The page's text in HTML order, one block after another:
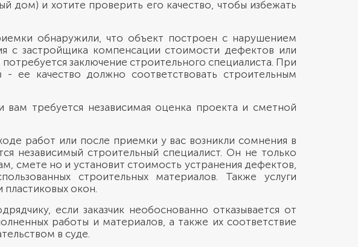
дом) и хотите проверить его качество, чтобы избежать
обнаружили, что объект построен с нарушением
с застройщика компенсации стоимости дефектов или
заключение строительного специалиста. При
ее качество должно соответствовать строительным
требуется независимая оценка проекта и сметной
работ или после приемки у вас возникли сомнения в
независимый строительный специалист. Он не только
смете но и установит стоимость устранения дефектов,
строительных материалов. Также услуги
пластиковых окон.
если заказчик необоснованно отказывается от
работы и материалов, а также их соответствие
в суде.